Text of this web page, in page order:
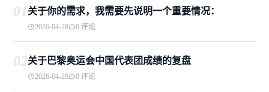
01关于你的需求，我需要先说明一个重要情况：
2026-04-28 0 评论
02关于巴黎奥运会中国代表团成绩的复盘
2026-04-28 0 评论